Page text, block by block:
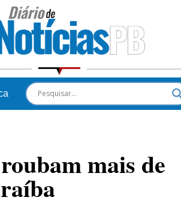
mais de